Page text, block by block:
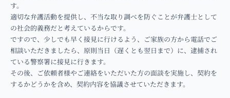
す。
適切な弁護活動を提供し、不当な取り調べを防ぐことが弁護士として
の社会的義務だと考えているからです。
ですので、少しでも早く接見に行けるよう、ご家族の方から電話でご
相談いただきましたら、原則当日（遅くとも翌日まで）に、逮捕され
ている警察署に接見に行きます。
その後、ご依頼者様やご連絡をいただいた方の面談を実施し、契約を
するかどうかを含め、契約内容を協議させていただきます。